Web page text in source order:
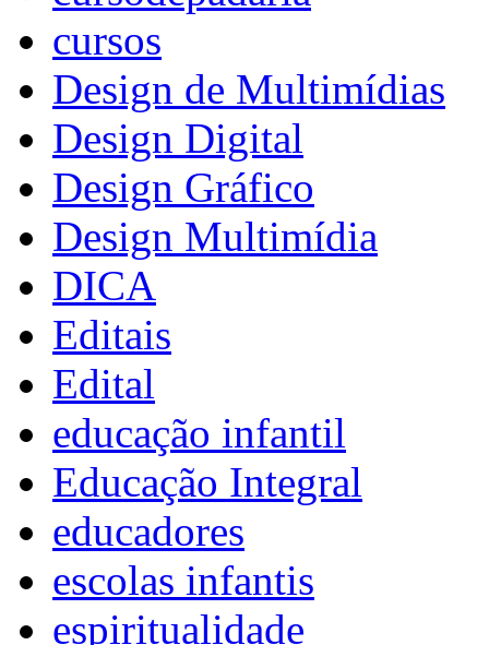
cursos
Design de Multimídias
Design Digital
Design Gráfico
Design Multimídia
DICA
Editais
Edital
educação infantil
Educação Integral
educadores
escolas infantis
espiritualidade